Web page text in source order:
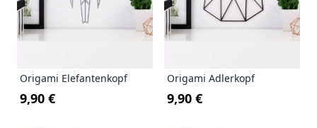
Origami Elefantenkopf
9,90 €
Origami Adlerkopf
9,90 €